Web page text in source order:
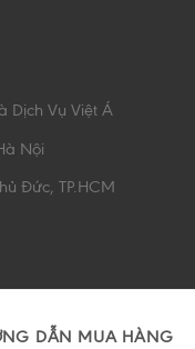
Dịch Vụ Việt Á
Nội
Đức, TP.HCM
DẪN MUA HÀNG